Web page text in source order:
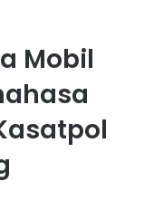
Mobil